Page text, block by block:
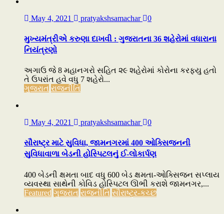
May 4, 2021 pratyakshsamachar 0
મુખ્યમંત્રીએ કરુણા દાખવી : ગુજરાતના 36 શહેરોમાં વધારાના
નિયંત્રણો
અગાઉ જે 8 મહાનગરો સહિત ૨૯ શહેરોમાં કોરોના કરફ્યુ હતો
તે ઉપરાંત હવે વધુ 7 શહેરો...
ગુજરાત રાજનીતિ
May 4, 2021 pratyakshsamachar 0
સૌરાષ્ટ્ર માટે સુવિધા, જામનગરમાં 400 ઓક્સિજનની
સુવિધાવાળા બેડની હોસ્પિટલનું ઈ-લોકાર્પણ
400 બેડની ક્ષમતા બાદ વધુ 600 બેડ ક્ષમતા-ઓક્સિજન સપ્લાય
વ્યવસ્થા સાથેની કોવિડ હોસ્પિટલ ઊભી કરાશે જામનગર,...
Featured ગુજરાત રાજનીતિ સૌરાષ્ટ્ર-કચ્છ